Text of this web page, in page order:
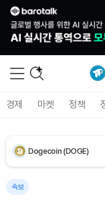
경제 마켓 정책
XRP (XRP)
Dogecoin (DOGE)
속보